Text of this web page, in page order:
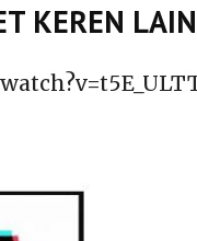
KEREN